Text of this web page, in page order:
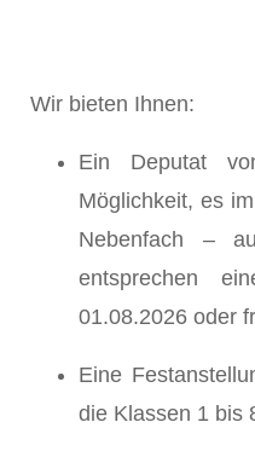
Wir bieten Ihnen:
Ein Deputat
Möglichkeit, es
Nebenfach –
entsprechen
01.08.2026 oder
Eine
die Klassen 1 bis